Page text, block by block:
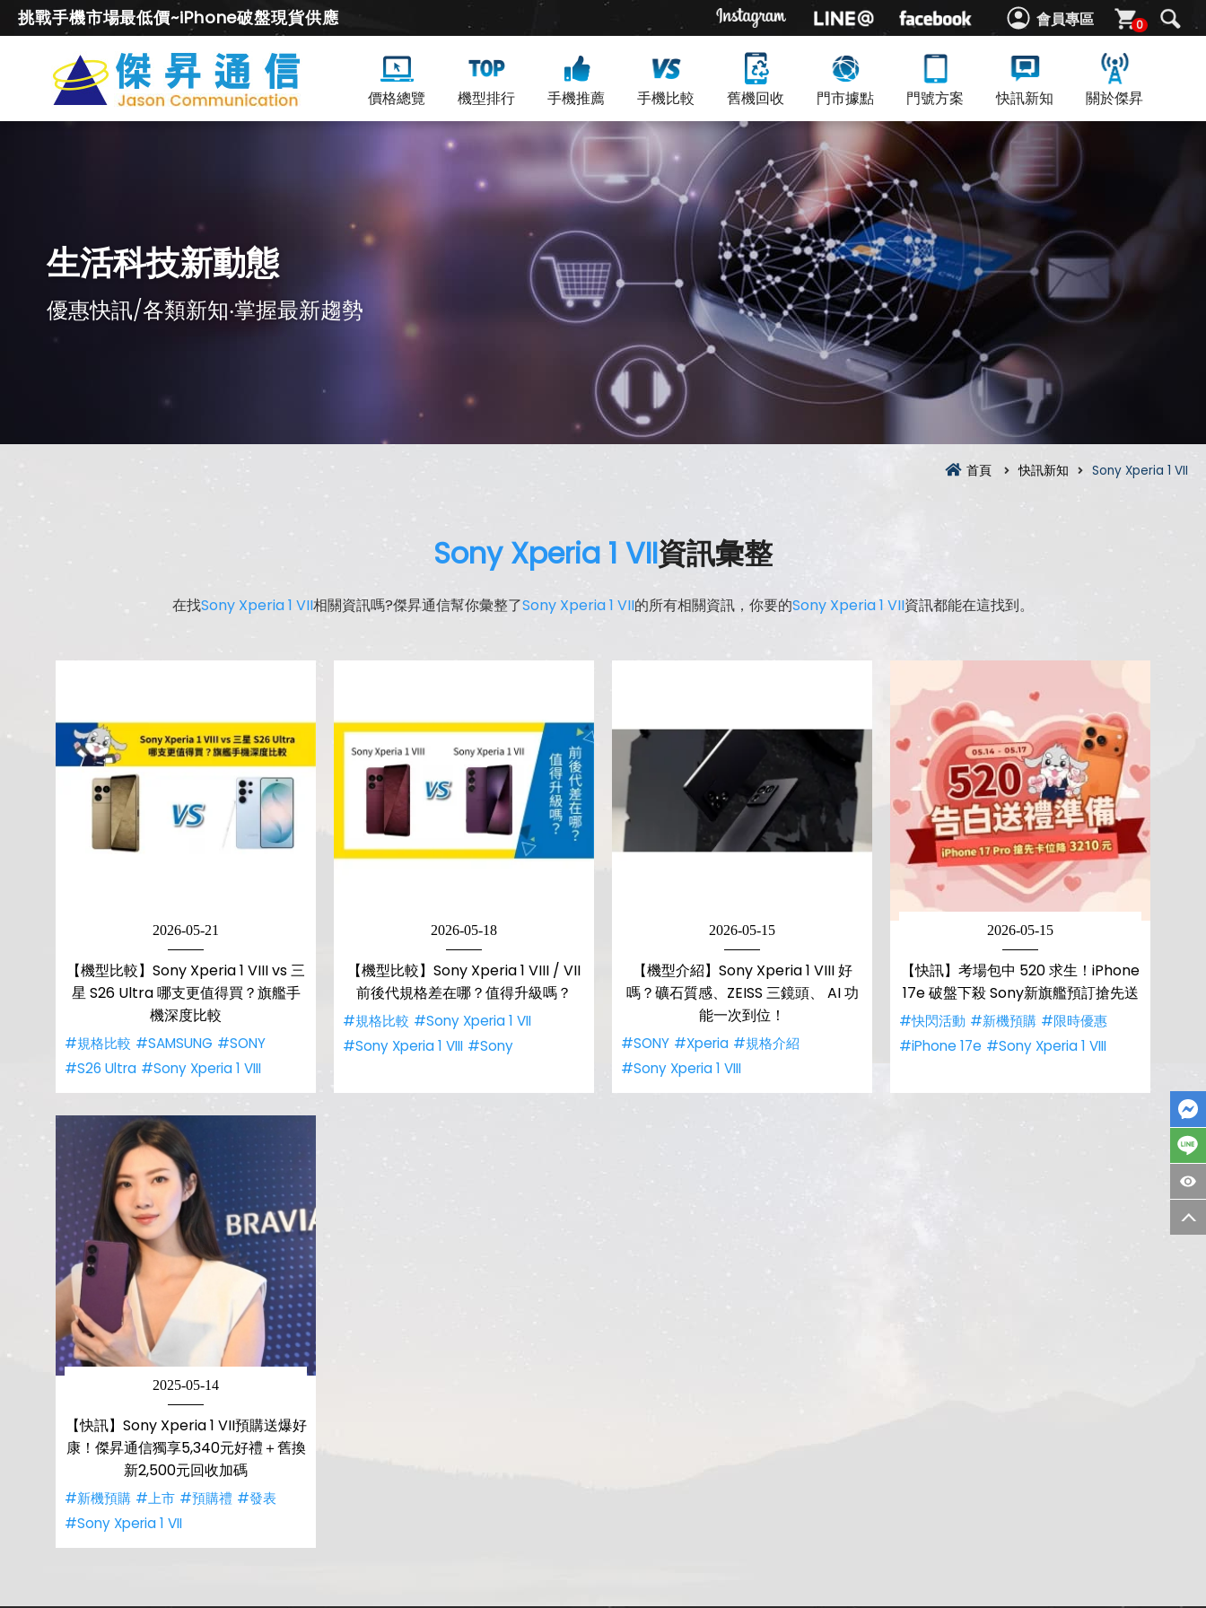
會員專區 0
挑戰手機市場最低價~iPhone破盤現貨供應
價格總覽 機型排行 手機推薦 手機比較 舊機回收 門市據點 門號方案 快訊新知 關於傑昇
生活科技新動態
優惠快訊/各類新知‧掌握最新趨勢
首頁 快訊新知 Sony Xperia 1 VII
Sony Xperia 1 VII資訊彙整
在找Sony Xperia 1 VII相關資訊嗎?傑昇通信幫你彙整了Sony Xperia 1 VII的所有相關資訊，你要的Sony Xperia 1 VII資訊都能在這找到。
2026-05-21
【機型比較】Sony Xperia 1 VIII vs 三
星 S26 Ultra 哪支更值得買？旗艦手
機深度比較
#規格比較 #SAMSUNG #SONY
#S26 Ultra #Sony Xperia 1 VIII
2026-05-18
【機型比較】Sony Xperia 1 VIII / VII
前後代規格差在哪？值得升級嗎？
#規格比較 #Sony Xperia 1 VII
#Sony Xperia 1 VIII #Sony
2026-05-15
【機型介紹】Sony Xperia 1 VIII 好
嗎？礦石質感、ZEISS 三鏡頭、 AI 功
能一次到位！
#SONY #Xperia #規格介紹
#Sony Xperia 1 VIII
2026-05-15
【快訊】考場包中 520 求生！iPhone
17e 破盤下殺 Sony新旗艦預訂搶先送
#快閃活動 #新機預購 #限時優惠
#iPhone 17e #Sony Xperia 1 VIII
2025-05-14
【快訊】Sony Xperia 1 VII預購送爆好
康！傑昇通信獨享5,340元好禮＋舊換
新2,500元回收加碼
#新機預購 #上市 #預購禮 #發表
#Sony Xperia 1 VII